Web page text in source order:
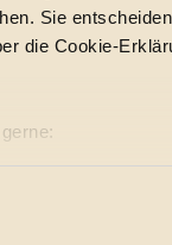
Sie
die Cookie-
Lage
Daten